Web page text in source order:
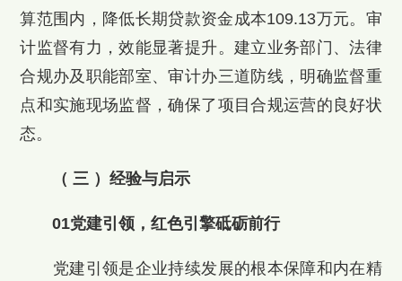
算范围内，降低长期贷款资金成本109.13万元。审
计监督有力，效能显著提升。建立业务部门、法律
合规办及职能部室、审计办三道防线，明确监督重
点和实施现场监督，确保了项目合规运营的良好状
态。
（ 三 ）经验与启示
01党建引领，红色引擎砥砺前行
党建引领是企业持续发展的根本保障和内在精